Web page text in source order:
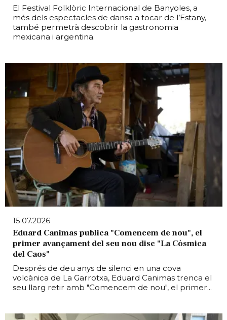
El Festival Folklòric Internacional de Banyoles, a
més dels espectacles de dansa a tocar de l’Estany,
també permetrà descobrir la gastronomia
mexicana i argentina.
15.07.2026
Eduard Canimas publica "Comencem de nou", el
primer avançament del seu nou disc "La Còsmica
del Caos"
Després de deu anys de silenci en una cova
volcànica de La Garrotxa, Eduard Canimas trenca el
seu llarg retir amb "Comencem de nou", el primer...